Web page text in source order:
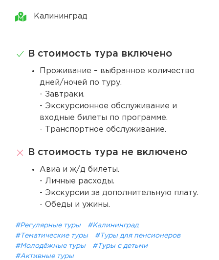
Калининград
В стоимость тура включено
Проживание – выбранное количество
дней/ночей по туру.
- Завтраки.
- Экскурсионное обслуживание и
входные билеты по программе.
- Транспортное обслуживание.
В стоимость тура не включено
Авиа и ж/д билеты.
- Личные расходы.
- Экскурсии за дополнительную плату.
- Обеды и ужины.
#Регулярные туры
#Калининград
#Тематические туры
#Туры для пенсионеров
#Молодёжные туры
#Туры с детьми
#Активные туры